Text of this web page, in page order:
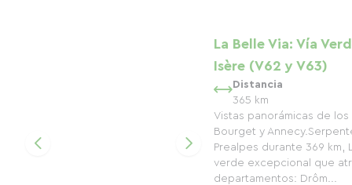
La Belle Via: Vía
Isère (V62 y V63)
Distancia
365 km
Vistas panorámicas de
Bourget y
Prealpes durante 369 km,
verde excepcional que
departamentos: Drôm...